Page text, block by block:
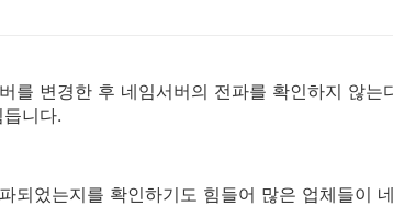
를 변경한 후 네임서버의 전파를 확인하지 않는
니다.
되었는지를 확인하기도 힘들어 많은 업체들이